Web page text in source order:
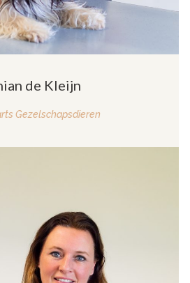
de Kleijn
Gezelschapsdieren